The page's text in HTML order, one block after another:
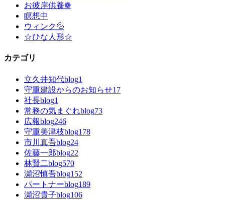
お彼岸供養❁
瞑想中
ウィンク💦
☆ひな人形☆
カテゴリ
立久井知代blog1
守重建設からのお知らせ17
社長blog1
常務の気まぐれblog73
広報blog246
守重美津枝blog178
市川真吾blog24
佐藤一郎blog22
林賢二blog570
瀬沼慎吾blog152
パートナーblog189
瀬沼貴子blog106